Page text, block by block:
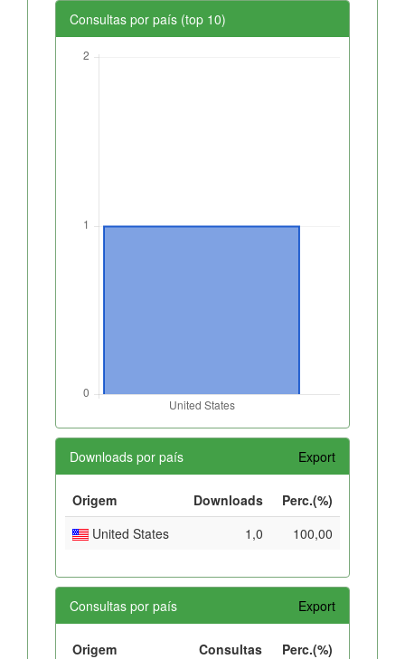
Consultas por país (top 10)
Downloads por país Export
Origem Downloads
Perc.(%)
United States
1,0 100,00
Consultas por país Export
Origem Consultas
Perc.(%)